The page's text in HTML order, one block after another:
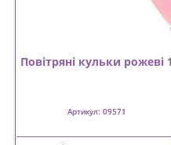
Повітряні кульки
Артикул: 09571